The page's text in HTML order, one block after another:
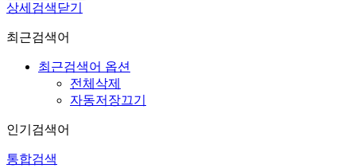
상세검색닫기
최근검색어
최근검색어 옵션
전체삭제
자동저장끄기
인기검색어
통합검색